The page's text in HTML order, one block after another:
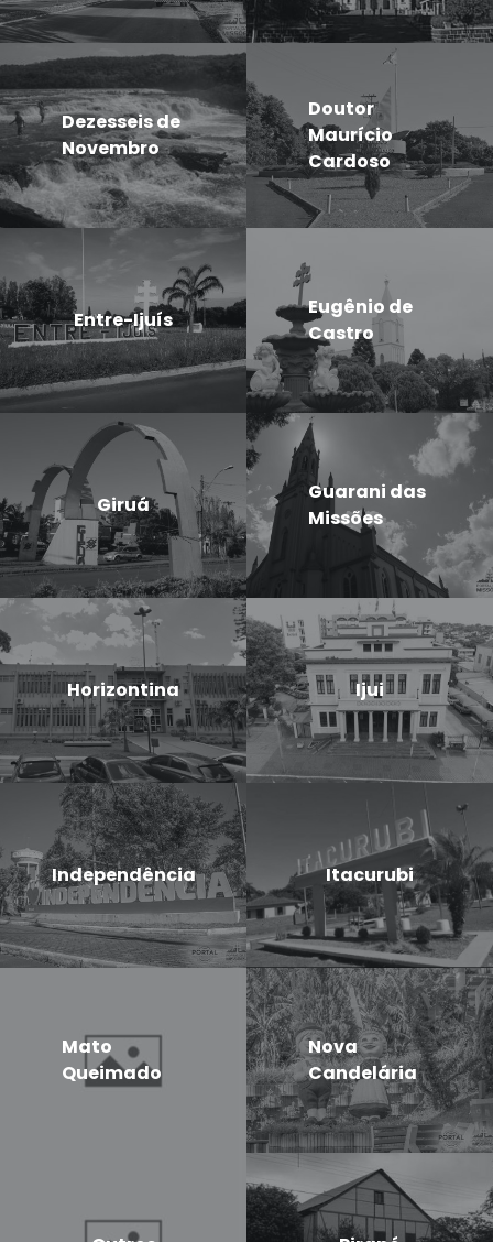
Dezesseis de
Novembro
Doutor
Maurício
Cardoso
Entre-Ijuís
Eugênio de
Castro
Giruá
Guarani das
Missões
Horizontina Ijui
Independência Itacurubi
Mato
Queimado
Nova
Candelária